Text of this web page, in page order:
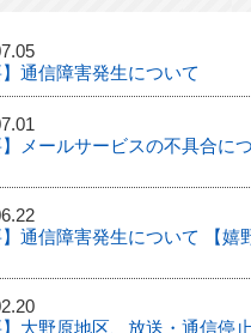
】通信障害発生について
】メールサービスの不具合に
】通信障害発生について 【嬉
】大野原地区、放送・通信停